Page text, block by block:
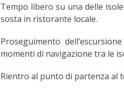
Tempo libero su una delle
sosta in ristorante locale.
Proseguimento
momenti di navigazione tra le
Rientro al punto di partenza al